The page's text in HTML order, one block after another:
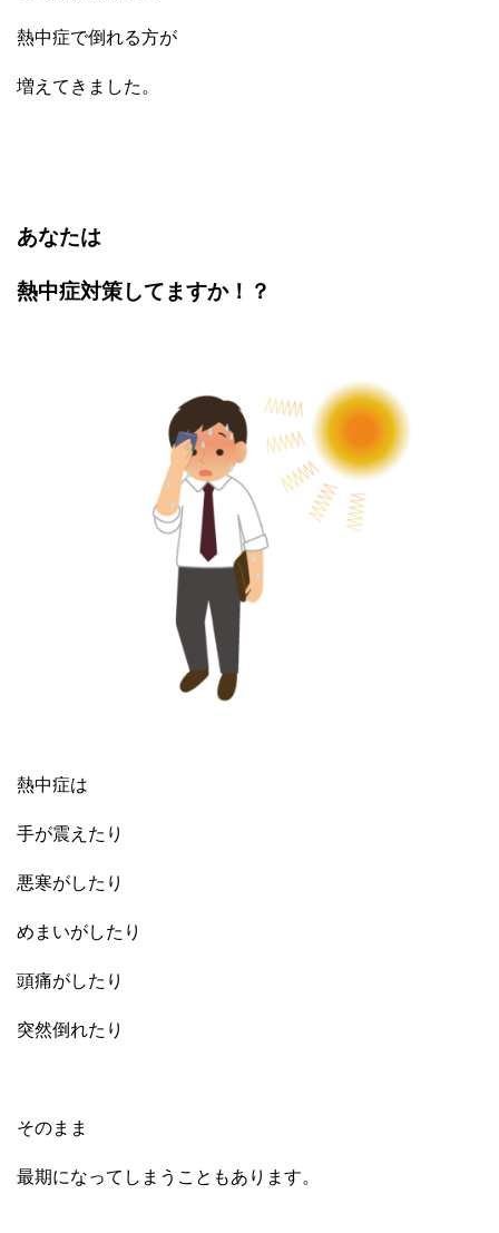
熱中症で倒れる方が
増えてきました。
あなたは
熱中症対策してますか！？
熱中症は
手が震えたり
悪寒がしたり
めまいがしたり
頭痛がしたり
突然倒れたり
そのまま
最期になってしまうこともあります。